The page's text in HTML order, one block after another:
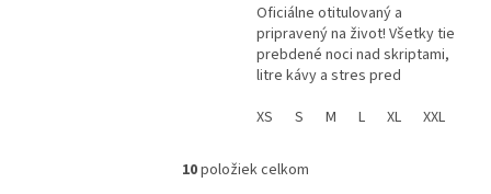
Oficiálne otitulovaný a
pripravený na život! Všetky tie
prebdené noci nad skriptami,
litre kávy a stres pred
čas dať celému svetu vedieť,
XS S M L XL XXL
O
10položiek celkom